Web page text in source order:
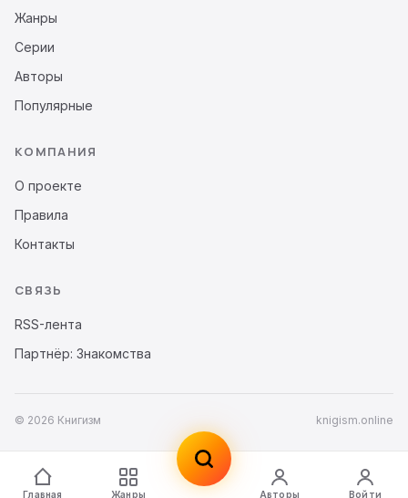
Главная Жанры Авторы Войти
Жанры
Серии
Авторы
Популярные
КОМПАНИЯ
О проекте
Правила
Контакты
СВЯЗЬ
RSS-лента
Партнёр: Знакомства
© 2026 Книгизм knigism.online